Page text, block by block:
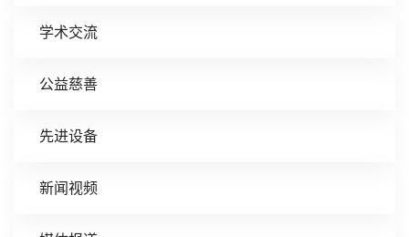
学术交流
公益慈善
先进设备
新闻视频